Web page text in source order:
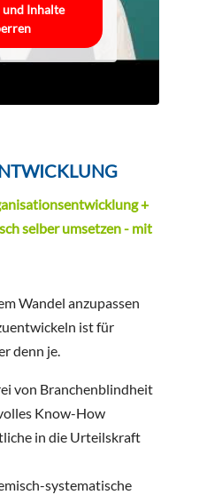
und Inhalte
+
selber umsetzen - mit
Wandel anzupassen
ist für
denn je.
von Branchenblindheit
Know-How
in die Urteilskraft
systematische